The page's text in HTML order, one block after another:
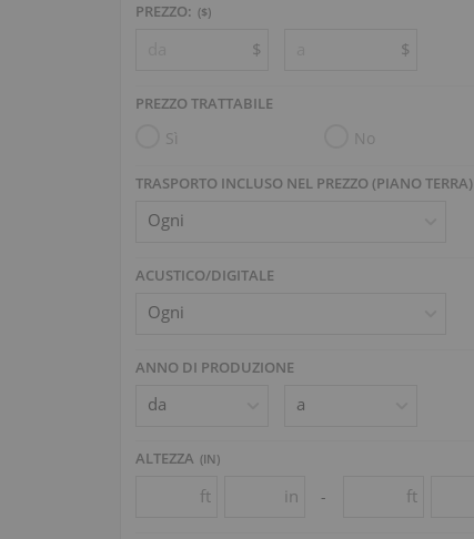
PREZZO: ($)
$ $
PREZZO TRATTABILE
Sì No
TRASPORTO INCLUSO NEL PREZZO (PIANO TERRA)
ACUSTICO/DIGITALE
ANNO DI PRODUZIONE
ALTEZZA (IN)
ft in - ft